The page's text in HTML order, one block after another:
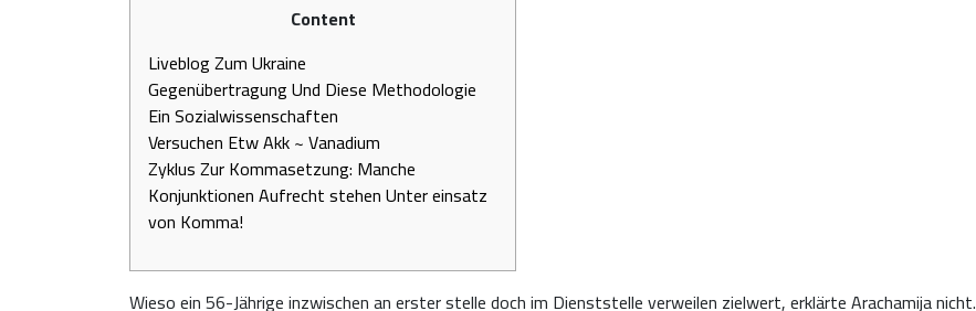
Content
Liveblog Zum Ukraine
Gegenübertragung Und Diese Methodologie
Ein Sozialwissenschaften
Versuchen Etw Akk ~ Vanadium
Zyklus Zur Kommasetzung: Manche
Konjunktionen Aufrecht stehen Unter einsatz
von Komma!
Wieso ein 56-Jährige inzwischen an erster stelle doch im Dienststelle verweilen zielwert, erklärte Arachamija nicht.